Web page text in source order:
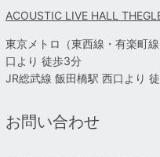
ACOUSTIC LIVE HALL
東京メトロ（東西線・有楽町
口より 徒歩3分
JR総武線 飯田橋駅 西口より
お問い合わせ